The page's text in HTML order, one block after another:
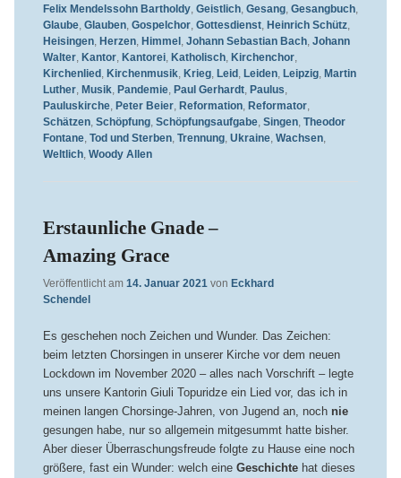
Felix Mendelssohn Bartholdy, Geistlich, Gesang, Gesangbuch,
Glaube, Glauben, Gospelchor, Gottesdienst, Heinrich Schütz,
Heisingen, Herzen, Himmel, Johann Sebastian Bach, Johann
Walter, Kantor, Kantorei, Katholisch, Kirchenchor,
Kirchenlied, Kirchenmusik, Krieg, Leid, Leiden, Leipzig, Martin
Luther, Musik, Pandemie, Paul Gerhardt, Paulus
Pauluskirche, Peter Beier, Reformation, Reformator,
Schätzen, Schöpfung, Schöpfungsaufgabe, Singen, Theodor
Fontane, Tod und Sterben, Trennung, Ukraine, Wachsen,
Weltlich, Woody Allen
Erstaunliche Gnade –
Amazing Grace
Veröffentlicht am 14. Januar 2021 von Eckhard
Schendel
Es geschehen noch Zeichen und Wunder. Das Zeichen:
beim letzten Chorsingen in unserer Kirche vor dem neuen
Lockdown im November 2020 – alles nach Vorschrift – legte
uns unsere Kantorin Giuli Topuridze ein Lied vor, das ich in
meinen langen Chorsinge-Jahren, von Jugend an, noch nie
gesungen habe, nur so allgemein mitgesummt hatte bisher.
Aber dieser Überraschungsfreude folgte zu Hause eine noch
größere, fast ein Wunder: welch eine Geschichte hat dieses